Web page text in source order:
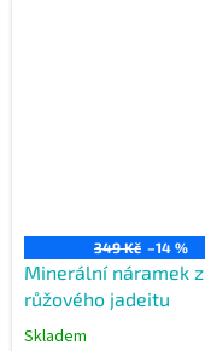
349 Kč –14 %
Minerální náramek z
růžového jadeitu
Skladem